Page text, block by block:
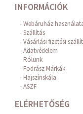
INFORMÁCIÓK
Webáruház
Szállítás
Vásárlási fizetési
Adatvédelem
Rólunk
Fodrász Márkák
Hajszínskála
ASZF
ELÉRHETŐSÉG